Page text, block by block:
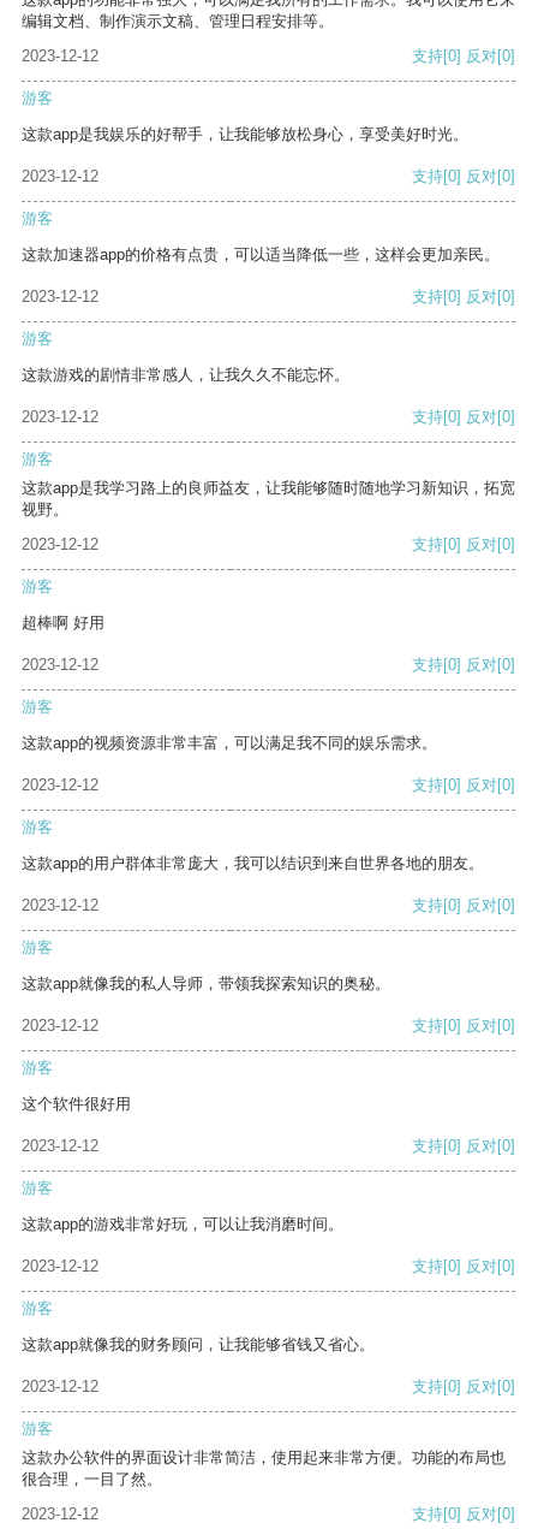
编辑文档、制作演示文稿、管理日程安排等。
2023-12-12
支持[0] 反对[0]
游客
这款app是我娱乐的好帮手，让我能够放松身心，享受美好时光。
2023-12-12 支持[0] 反对[0]
游客
这款加速器app的价格有点贵，可以适当降低一些，这样会更加亲民。
2023-12-12 支持[0] 反对[0]
游客
这款游戏的剧情非常感人，让我久久不能忘怀。
2023-12-12 支持[0] 反对[0]
游客
这款app是我学习路上的良师益友，让我能够随时随地学习新知识，拓宽
视野。
2023-12-12
支持[0] 反对[0]
游客
超棒啊 好用
2023-12-12 支持[0] 反对[0]
游客
这款app的视频资源非常丰富，可以满足我不同的娱乐需求。
2023-12-12 支持[0] 反对[0]
游客
这款app的用户群体非常庞大，我可以结识到来自世界各地的朋友。
2023-12-12 支持[0] 反对[0]
游客
这款app就像我的私人导师，带领我探索知识的奥秘。
2023-12-12 支持[0] 反对[0]
游客
这个软件很好用
2023-12-12 支持[0] 反对[0]
游客
这款app的游戏非常好玩，可以让我消磨时间。
2023-12-12 支持[0] 反对[0]
游客
这款app就像我的财务顾问，让我能够省钱又省心。
2023-12-12 支持[0] 反对[0]
游客
这款办公软件的界面设计非常简洁，使用起来非常方便。功能的布局也
很合理，一目了然。
2023-12-12
支持[0] 反对[0]